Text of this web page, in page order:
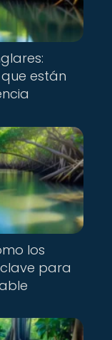
están
los
para